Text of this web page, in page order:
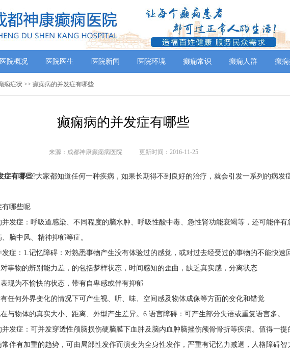
医院概况 医院医生 医院新闻 医院环境 癫痫常识 癫痫人群 癫
痫症状 >> 癫痫病的并发症有哪些
癫痫病的并发症有哪些
来源：成都神康癫痫病医院 更新时间：2016-11-25
症有哪些?大家都知道任何一种疾病，如果长期得不到良好的治疗，就会引发一系列的病发
有哪些呢
发症：呼吸道感染、不同程度的脑水肿、呼吸性酸中毒、急性肾功能衰竭等，还可能伴有
脑中风、精神抑郁等症。
症：1.记忆障碍：对熟悉事物产生没有体验过的感觉，或对过去经受过的事物的不能快速
事物的辨别能力差，的包括梦样状态，时间感知的歪曲，缺乏真实感，分离状态
现为不愉快的状态，带有自卑感或伴有抑郁
任何外界变化的情况下可产生视、听、味、空间感及物体成像等方面的变化和错觉
与物体的真实大小、距离、外型产生差异。6.语言障碍：可产生部分失语或重复语言多。
发症：可并发穿透性颅脑损伤硬脑膜下血肿及脑内血肿脑挫伤颅骨骨折等疾病。值得一提
伴有加重的趋势，可由局部性发作而演变为全身性发作，严重有记忆力减退，人格障碍智